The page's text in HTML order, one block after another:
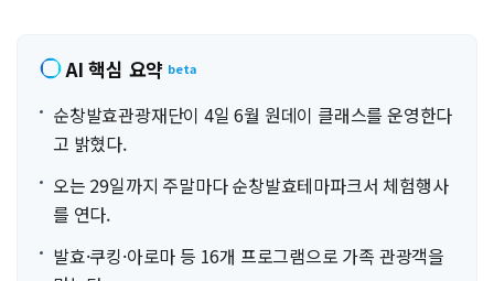
AI 핵심 요약 beta
순창발효관광재단이 4일 6월 원데이 클래스를 운영한다
고 밝혔다.
오는 29일까지 주말마다 순창발효테마파크서 체험행사
를 연다.
발효·쿠킹·아로마 등 16개 프로그램으로 가족 관광객을